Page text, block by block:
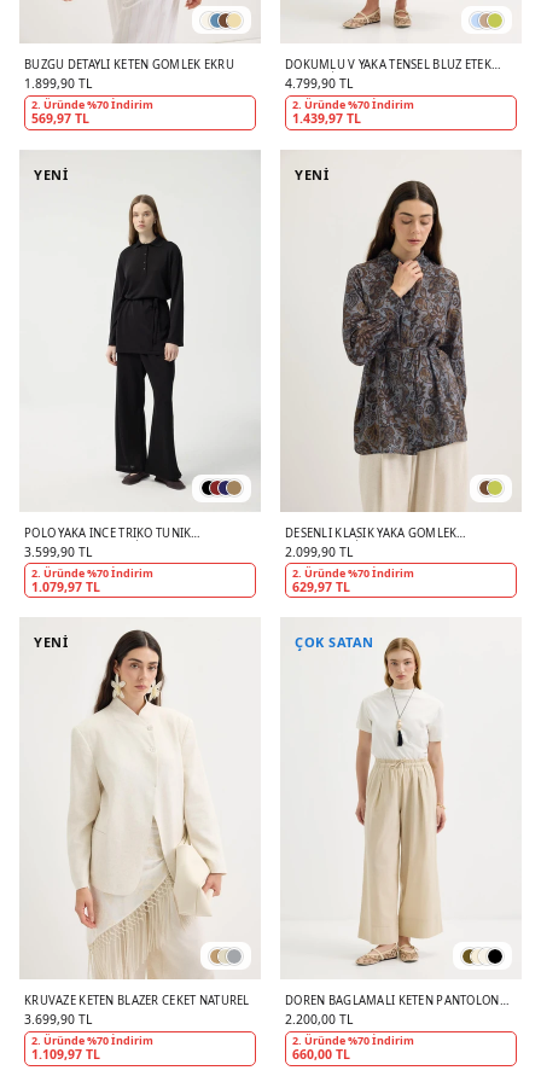
BÜZGÜ DETAYLI KETEN GÖMLEK EKRU
1.899,90 TL
2. Üründe %70 İndirim
569,97 TL
DÖKÜMLÜ V YAKA TENSEL BLUZ ETEK
TAKIM VIZON
4.799,90 TL
2. Üründe %70 İndirim
1.439,97 TL
YENİ
POLO YAKA İNCE TRIKO TUNIK
PANTOLON TAKIM SIYAH
3.599,90 TL
2. Üründe %70 İndirim
1.079,97 TL
YENİ
DESENLI KLASIK YAKA GÖMLEK
KAHVERENGI
2.099,90 TL
2. Üründe %70 İndirim
629,97 TL
YENİ
KRUVAZE KETEN BLAZER CEKET NATUREL
3.699,90 TL
2. Üründe %70 İndirim
1.109,97 TL
ÇOK SATAN
DOREN BAĞLAMALI KETEN PANTOLON
AÇIK BEJ
2.200,00 TL
2. Üründe %70 İndirim
660,00 TL